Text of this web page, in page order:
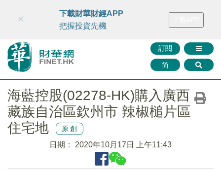
財華智庫網 FINTV FINMETA 財華證券 媒體矩陣
訂閱
简
×
下載財華財經APP
把握投資先機
海藍控股(02278-HK)購入廣西
藏族自治區欽州市 辣椒槌片區
住宅地
原創
日期： 2020年10月17日 上午11:43